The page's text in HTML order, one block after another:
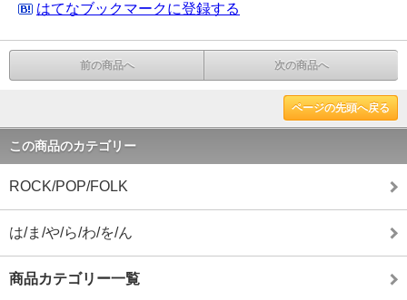
はてなブックマークに登録する
前の商品へ 次の商品へ
ページの先頭へ戻る
この商品のカテゴリー
ROCK/POP/FOLK
は/ま/や/ら/わ/を/ん
商品カテゴリー一覧